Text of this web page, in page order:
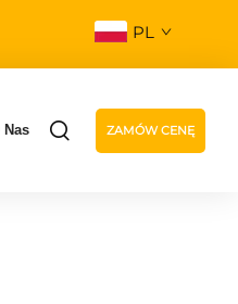
PL
Nas ZAMÓW CENĘ